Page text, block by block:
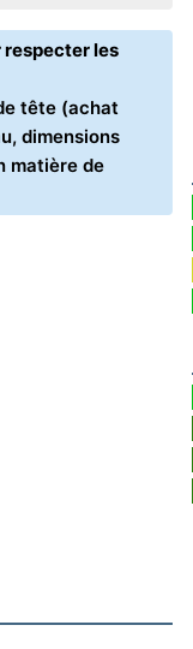
respecter les
tête (achat
dimensions
matière de